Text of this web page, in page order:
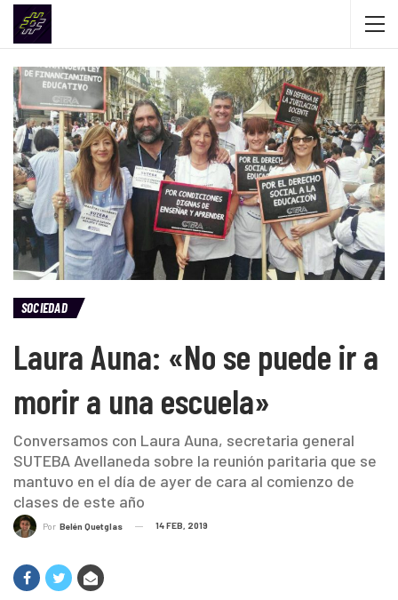
SOCIEDAD
Laura Auna: «No se puede ir a
morir a una escuela»
Conversamos con Laura Auna, secretaria general
SUTEBA Avellaneda sobre la reunión paritaria que se
mantuvo en el día de ayer de cara al comienzo de
clases de este año
Por Belén Quetglas 14 FEB, 2019